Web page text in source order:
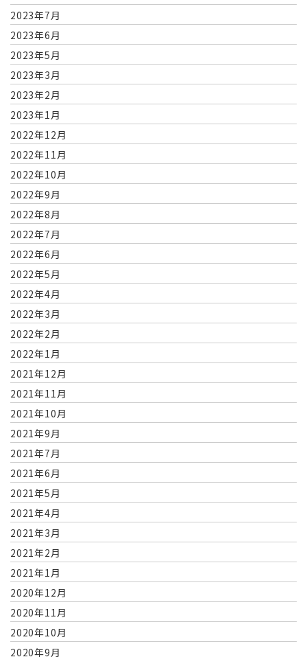
2023年7月
2023年6月
2023年5月
2023年3月
2023年2月
2023年1月
2022年12月
2022年11月
2022年10月
2022年9月
2022年8月
2022年7月
2022年6月
2022年5月
2022年4月
2022年3月
2022年2月
2022年1月
2021年12月
2021年11月
2021年10月
2021年9月
2021年7月
2021年6月
2021年5月
2021年4月
2021年3月
2021年2月
2021年1月
2020年12月
2020年11月
2020年10月
2020年9月